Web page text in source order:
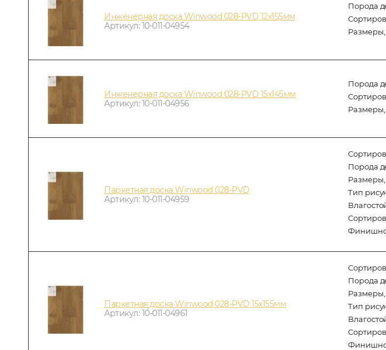
Инженерная доска Winwood 028-PVD 12х155мм
Артикул: 10-011-04954
Порода
Инженерная доска Winwood 028-PVD 15х145мм
Артикул: 10-011-04956
Порода
Паркетная доска Winwood 028-PVD
Артикул: 10-011-04959
Порода
Тип
Паркетная доска Winwood 028-PVD 15х155мм
Артикул: 10-011-04961
Порода
Тип